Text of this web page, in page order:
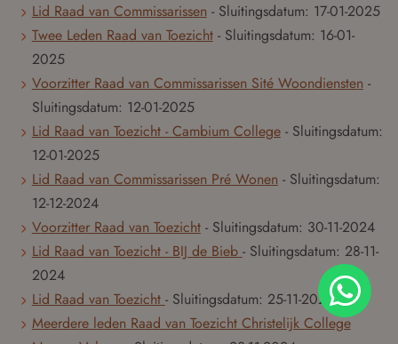
Lid Raad van Commissarissen - Sluitingsdatum: 17-01-2025
Twee Leden Raad van Toezicht - Sluitingsdatum: 16-01-
2025
Voorzitter Raad van Commissarissen Sité Woondiensten -
Sluitingsdatum: 12-01-2025
Lid Raad van Toezicht - Cambium College - Sluitingsdatum:
12-01-2025
Lid Raad van Commissarissen Pré Wonen - Sluitingsdatum:
12-12-2024
Voorzitter Raad van Toezicht - Sluitingsdatum: 30-11-2024
Lid Raad van Toezicht - BIJ de Bieb - Sluitingsdatum: 28-11-
2024
Lid Raad van Toezicht - Sluitingsdatum: 25-11-2024
Meerdere leden Raad van Toezicht Christelijk College